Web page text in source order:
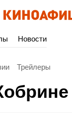
Новости
Трейлеры